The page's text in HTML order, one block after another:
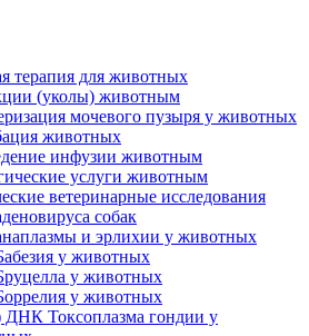
терапия для животных
(уколы) животным
мочевого пузыря у животных
животных
инфузии животным
услуги животным
ветеринарные исследования
собак
и эрлихии у животных
у животных
у животных
у животных
Токсоплазма гондии у